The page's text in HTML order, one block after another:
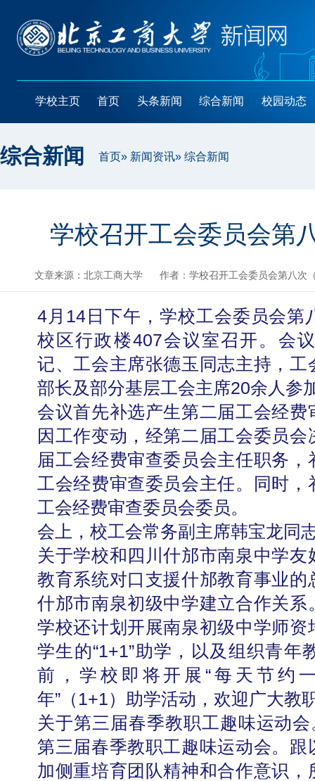
学校主页 首页 头条新闻 综合新闻 校园动态
综合新闻 首页» 新闻资讯» 综合新闻
学校召开工会委员会第
文章来源：北京工商大学 作者：学校召开工会委员会第八次
4月14日下午，学校工会委员会第
校区行政楼407会议室召开。会
记、工会主席张德玉同志主持，
部长及部分基层工会主席20余人参
会议首先补选产生第二届工会经
因工作变动，经第二届工会委员
届工会经费审查委员会主任职务
工会经费审查委员会主任。同时
工会经费审查委员会委员。
会上，校工会常务副主席韩宝龙同
关于学校和四川什邡市南泉中学
教育系统对口支援什邡教育事业
什邡市南泉初级中学建立合作关
学校还计划开展南泉初级中学师
学生的“1+1”助学，以及组织青年
前，学校即将开展“每天节约
年”（1+1）助学活动，欢迎广大教
关于第三届春季教职工趣味运动
第三届春季教职工趣味运动会。
加侧重培育团队精神和合作意识
【审核评估】新一轮本科教育教学审核评估工作